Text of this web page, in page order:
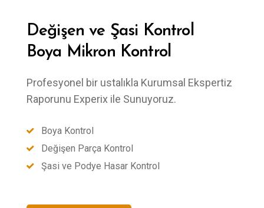
Değişen ve Şasi Kontrol
Boya Mikron Kontrol
Profesyonel bir ustalıkla Kurumsal Ekspertiz
Raporunu Experix ile Sunuyoruz.
Boya Kontrol
Değişen Parça Kontrol
Şasi ve Podye Hasar Kontrol